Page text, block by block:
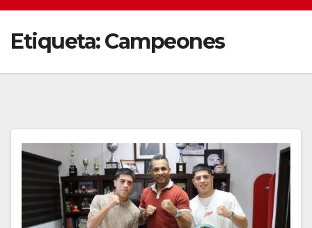
Etiqueta:Campeones